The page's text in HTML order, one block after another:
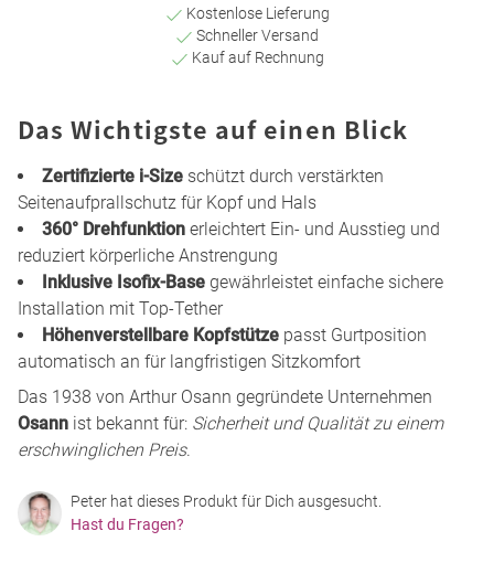
Kostenlose Lieferung
Schneller Versand
Kauf auf Rechnung
Das Wichtigste auf einen Blick
Zertifizierte i-Size schützt durch verstärkten
Seitenaufprallschutz für Kopf und Hals
360° Drehfunktion erleichtert Ein- und Ausstieg und
reduziert körperliche Anstrengung
Inklusive Isofix-Base gewährleistet einfache sichere
Installation mit Top-Tether
Höhenverstellbare Kopfstütze passt Gurtposition
automatisch an für langfristigen Sitzkomfort
Das 1938 von Arthur Osann gegründete Unternehmen
Osann ist bekannt für: Sicherheit und Qualität zu einem
erschwinglichen Preis.
Peter hat dieses Produkt für Dich ausgesucht.
Hast du Fragen?